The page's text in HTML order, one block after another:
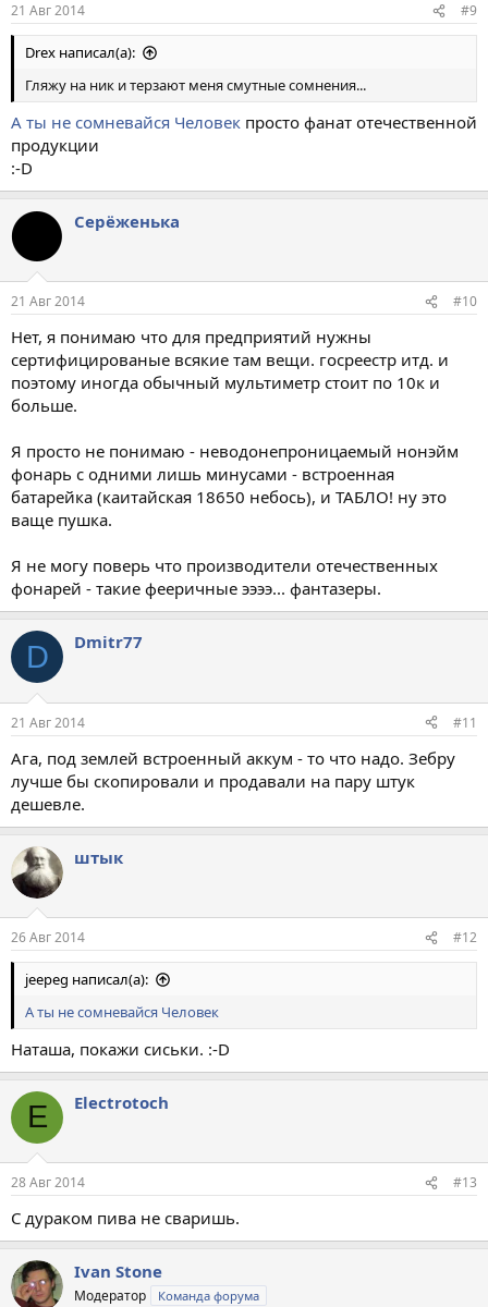
21 Авг 2014 #9
Drex написал(а):
Гляжу на ник и терзают меня смутные сомнения...
А ты не сомневайся Человек просто фанат отечественной
продукции
:-D
Серёженька
21 Авг 2014 #10
Нет, я понимаю что для предприятий нужны
сертифицированые всякие там вещи. госреестр итд. и
поэтому иногда обычный мультиметр стоит по 10к и
больше.
Я просто не понимаю - неводонепроницаемый нонэйм
фонарь с одними лишь минусами - встроенная
батарейка (каитайская 18650 небось), и ТАБЛО! ну это
ваще пушка.
Я не могу поверь что производители отечественных
фонарей - такие фееричные ээээ... фантазеры.
D Dmitr77
21 Авг 2014 #11
Ага, под землей встроенный аккум - то что надо. Зебру
лучше бы скопировали и продавали на пару штук
дешевле.
штык
26 Авг 2014 #12
jeepeg написал(а):
А ты не сомневайся Человек
Наташа, покажи сиськи. :-D
E Electrotoch
28 Авг 2014 #13
С дураком пива не сваришь.
Ivan Stone
Модератор Команда форума